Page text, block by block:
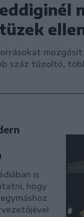
száz tűzoltó,
is
hogy